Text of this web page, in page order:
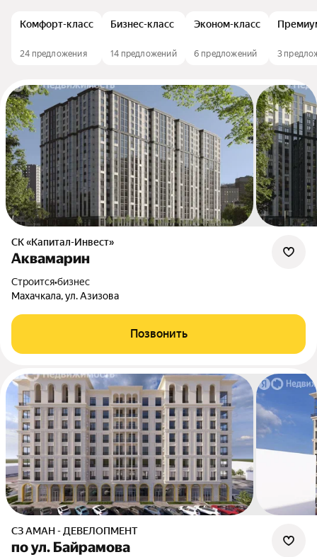
Комфорт-класс
24 предложения
Бизнес-класс
14 предложений
Эконом-класс
6 предложений 3
СК «Капитал-Инвест»
Аквамарин
Строится•бизнес
Махачкала, ул. Азизова
Позвонить
СЗ АМАН - ДЕВЕЛОПМЕНТ
по ул. Байрамова